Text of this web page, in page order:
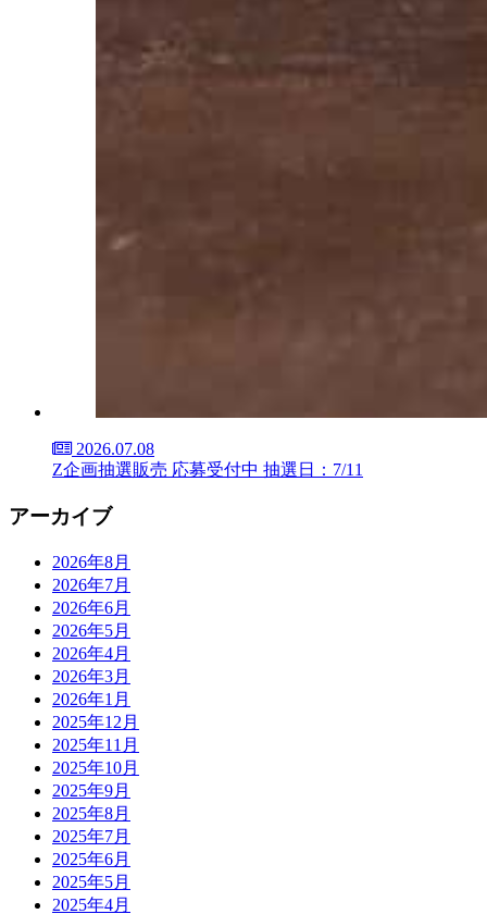
2026.07.08
Z企画抽選販売 応募受付中 抽選日：7/11
アーカイブ
2026年8月
2026年7月
2026年6月
2026年5月
2026年4月
2026年3月
2026年1月
2025年12月
2025年11月
2025年10月
2025年9月
2025年8月
2025年7月
2025年6月
2025年5月
2025年4月